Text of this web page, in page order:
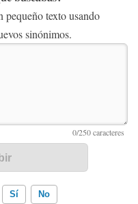
pequeño texto usando
sinónimos.
Sí No